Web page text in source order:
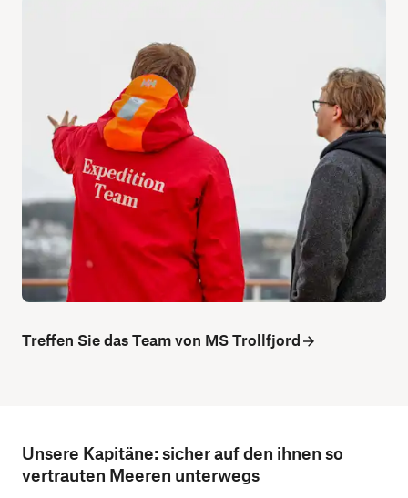
Treffen Sie das Team von MS Trollfjord
Unsere Kapitäne: sicher auf den ihnen so
vertrauten Meeren unterwegs